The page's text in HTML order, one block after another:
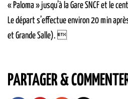
« Paloma » jusqu’à la Gare SNCF et le
Le départ s’effectue environ 20 min
et Grande Salle). 
PARTAGER &